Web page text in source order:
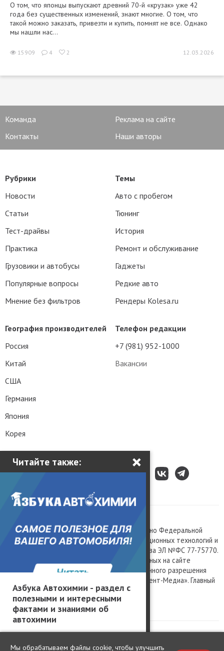
Читайте также: ×
Азбука Автохимии - раздел с
полезными и интересными
фактами и знаниями об
автохимии
О том, что японцы выпускают древний 70-й «крузак» уже 42
года без существенных изменений, знают многие. О том, что
такой можно заказать, привезти и купить, помнят не все. Однако
мы нашли нас...
15909 4 2 12.03.2026
Команда
Реклама на сайте
Контакты
Наши авторы
Телефон редакции
+7 (981) 952-1000
Вакансии
Рубрики
Новости
Статьи
Тест-драйвы
Практика
Грузовики и автобусы
Популярные вопросы
Мнение без фильтров
Темы
Авто с пробегом
Тюнинг
История
Ремонт и обслуживание
Гаджеты
Редкие авто
Рендеры Kolesa.ru
География производителей
Россия
Китай
США
Германия
Япония
Корея
Сетевое издание «Kolesa.ru», зарегистрировано Федеральной
службой по надзору в сфере связи, информационных технологий и
массовых коммуникаций, номер свидетельства ЭЛ №ФС 77-75770.
Любое использование материалов, размещенных на сайте
www.kolesa.ru, допускается только с письменного разрешения
правообладателя. Учредитель ООО «Президент-Медиа». Главный
редактор Баландин М.А. 0+
Политика конфиденциальности
Мы обрабатываем файлы cookie, чтобы улучшить